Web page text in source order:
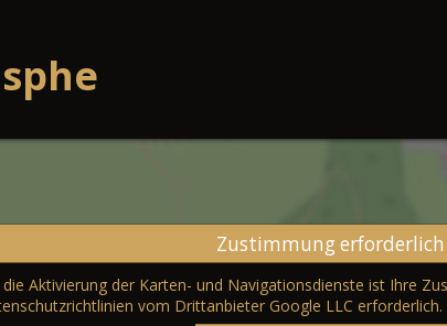
Zustimmung erforderlich
die Aktivierung der Karten- und Navigationsdienste ist Ihre
vom Drittanbieter Google LLC erforderlich.